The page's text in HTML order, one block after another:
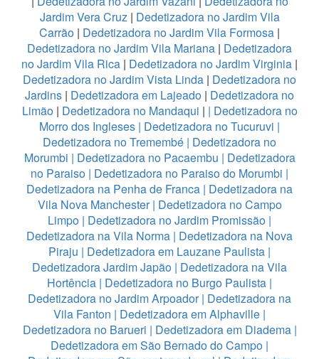
Jardim Vera Cruz| Dedetizadora no Jardim Vila
Carrão | Dedetizadora no Jardim Vila Formosa |
Dedetizadora no Jardim Vila Mariana | Dedetizadora
no Jardim Vila Rica | Dedetizadora no Jardim Virginia |
Dedetizadora no Jardim Vista Linda | Dedetizadora no
Jardins | Dedetizadora em Lajeado | Dedetizadora no
Limão| Dedetizadora no Mandaqui | | Dedetizadora no
Morro dos Ingleses | Dedetizadora no Tucuruvi |
Dedetizadora no Tremembé | Dedetizadora no
Morumbi | Dedetizadora no Pacaembu | Dedetizadora
no Paraiso | Dedetizadora no Paraiso do Morumbi |
Dedetizadora na Penha de Franca | Dedetizadora na
Vila Nova Manchester| Dedetizadora no Campo
Limpo | Dedetizadora no Jardim Promissão |
Dedetizadora na Vila Norma | Dedetizadora na Nova
Piraju | Dedetizadora em Lauzane Paulista |
Dedetizadora Jardim Japão | Dedetizadora na Vila
Hortência | Dedetizadora no Burgo Paulista |
Dedetizadora no Jardim Arpoador| Dedetizadora na
Vila Fanton | Dedetizadora em Alphaville |
Dedetizadora no Barueri | Dedetizadora em Diadema|
Dedetizadora em São Bernado do Campo |